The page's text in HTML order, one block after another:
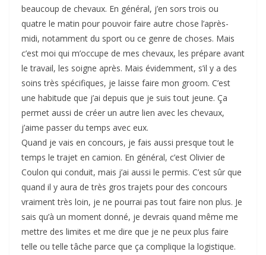
beaucoup de chevaux. En général, j’en sors trois ou
quatre le matin pour pouvoir faire autre chose l’après-
midi, notamment du sport ou ce genre de choses. Mais
c’est moi qui m’occupe de mes chevaux, les prépare avant
le travail, les soigne après. Mais évidemment, s’il y a des
soins très spécifiques, je laisse faire mon groom. C’est
une habitude que j’ai depuis que je suis tout jeune. Ça
permet aussi de créer un autre lien avec les chevaux,
j’aime passer du temps avec eux.
Quand je vais en concours, je fais aussi presque tout le
temps le trajet en camion. En général, c’est Olivier de
Coulon qui conduit, mais j’ai aussi le permis. C’est sûr que
quand il y aura de très gros trajets pour des concours
vraiment très loin, je ne pourrai pas tout faire non plus. Je
sais qu’à un moment donné, je devrais quand même me
mettre des limites et me dire que je ne peux plus faire
telle ou telle tâche parce que ça complique la logistique.